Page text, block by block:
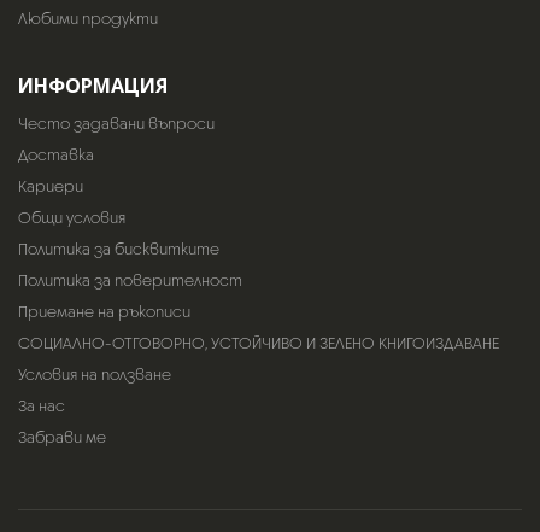
Любими продукти
ИНФОРМАЦИЯ
Често задавани въпроси
Доставка
Кариери
Общи условия
Политика за бисквитките
Политика за поверителност
Приемане на ръкописи
СОЦИАЛНО-ОТГОВОРНО, УСТОЙЧИВО И ЗЕЛЕНО КНИГОИЗДАВАНЕ
Условия на ползване
За нас
Забрави ме